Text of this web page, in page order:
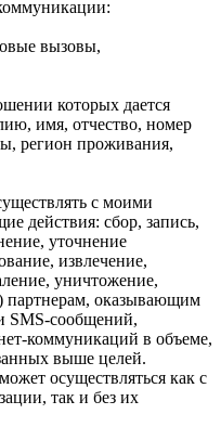
вызовы,
которых дается
имя, отчество, номер
регион проживания,
с моими
действия: сбор, запись,
уточнение
извлечение,
уничтожение,
партнерам, оказывающим
SMS‑сообщений,
в объеме,
выше целей.
осуществляться как с
так и без их